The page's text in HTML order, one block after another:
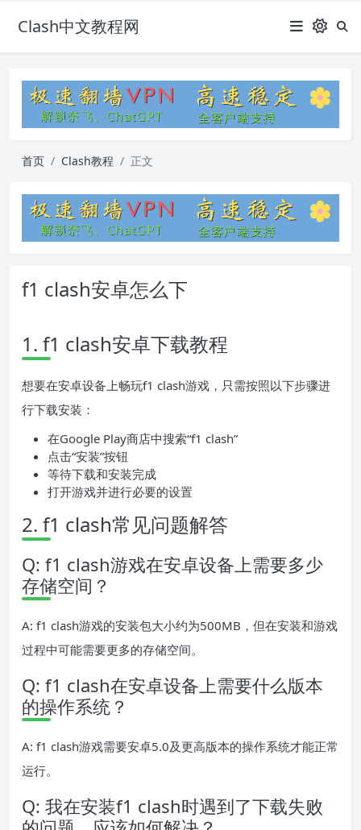
Clash中文教程网
首页 Clash教程 正文
f1 clash安卓怎么下
1. f1 clash安卓下载教程
想要在安卓设备上畅玩f1 clash游戏，只需按照以下步骤进
行下载安装：
在Google Play商店中搜索“f1 clash”
点击“安装”按钮
等待下载和安装完成
打开游戏并进行必要的设置
2. f1 clash常见问题解答
Q: f1 clash游戏在安卓设备上需要多少
存储空间？
A: f1 clash游戏的安装包大小约为500MB，但在安装和游戏
过程中可能需要更多的存储空间。
Q: f1 clash在安卓设备上需要什么版本
的操作系统？
A: f1 clash游戏需要安卓5.0及更高版本的操作系统才能正常
运行。
Q: 我在安装f1 clash时遇到了下载失败